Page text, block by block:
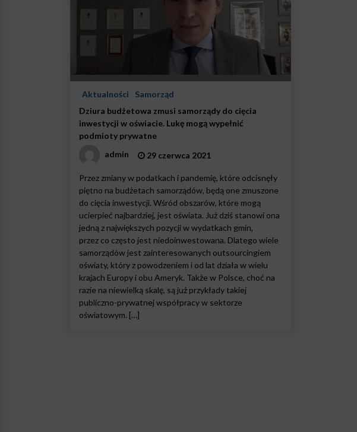
Aktualności
Samorząd
Dziura budżetowa zmusi samorządy do cięcia
inwestycji w oświacie. Lukę mogą wypełnić
podmioty prywatne
admin
29 czerwca 2021
Przez zmiany w podatkach i pandemię, które odcisnęły
piętno na budżetach samorządów, będą one zmuszone
do cięcia inwestycji. Wśród obszarów, które mogą
ucierpieć najbardziej, jest oświata. Już dziś stanowi ona
jedną z największych pozycji w wydatkach gmin,
przez co często jest niedoinwestowana. Dlatego wiele
samorządów jest zainteresowanych outsourcingiem
oświaty, który z powodzeniem i od lat działa w wielu
krajach Europy i obu Ameryk. Także w Polsce, choć na
razie na niewielką skalę, są już przykłady takiej
publiczno-prywatnej współpracy w sektorze
oświatowym. […]